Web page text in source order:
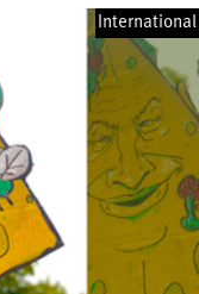
International